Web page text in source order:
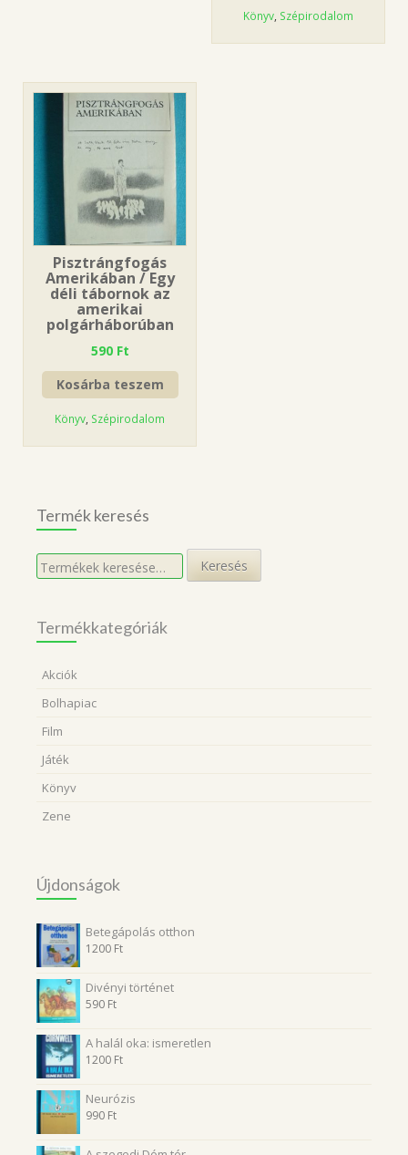
Könyv, Szépirodalom
Pisztrángfogás
Amerikában / Egy
déli tábornok az
amerikai
polgárháborúban
590 Ft
Kosárba teszem
Könyv, Szépirodalom
Termék keresés
Keresés
a
Keresés
Termékkategóriák
Akciók
Bolhapiac
Film
Játék
Könyv
Zene
Újdonságok
Betegápolás otthon
1200 Ft
Divényi történet
590 Ft
A halál oka: ismeretlen
1200 Ft
Neurózis
990 Ft